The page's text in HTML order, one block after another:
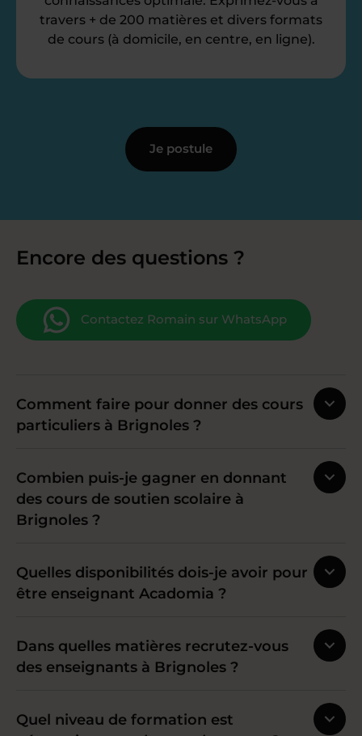
travers + de 200 matières et divers formats
de cours (à domicile, en centre, en ligne).
Je postule
Encore des questions ?
Contactez Romain sur WhatsApp
Comment faire pour donner des cours
particuliers à Brignoles ?
Combien puis-je gagner en donnant
des cours de soutien scolaire à
Brignoles ?
Quelles disponibilités dois-je avoir pour
être enseignant Acadomia ?
Dans quelles matières recrutez-vous
des enseignants à Brignoles ?
Quel niveau de formation est